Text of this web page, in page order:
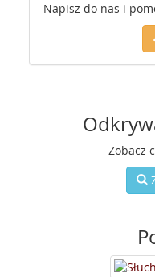
Napisz do nas i
Zobacz